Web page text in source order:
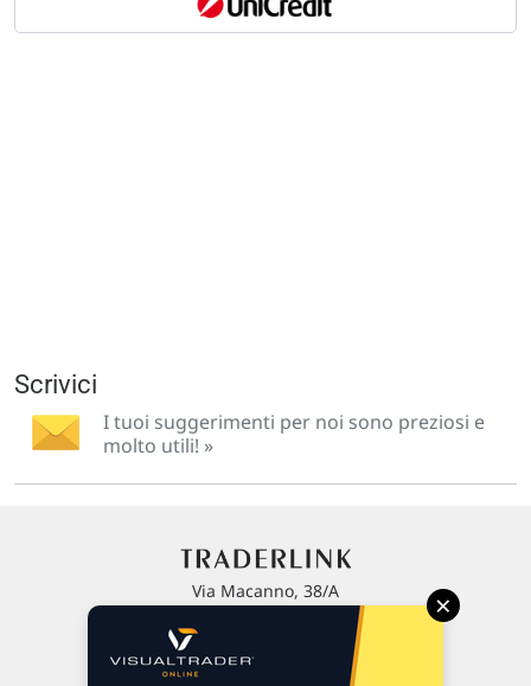
Scrivici
I tuoi suggerimenti per noi sono preziosi e
molto utili! »
Via Macanno, 38/A
P.IVA 02 452 460 401
×